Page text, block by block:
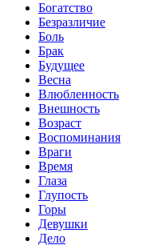
Богатство
Безразличие
Боль
Брак
Будущее
Весна
Влюбленность
Внешность
Возраст
Воспоминания
Враги
Время
Глаза
Глупость
Горы
Девушки
Дело